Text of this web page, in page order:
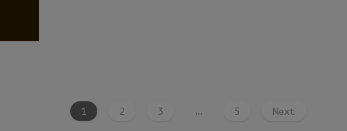
1 2 3 … 5 Next